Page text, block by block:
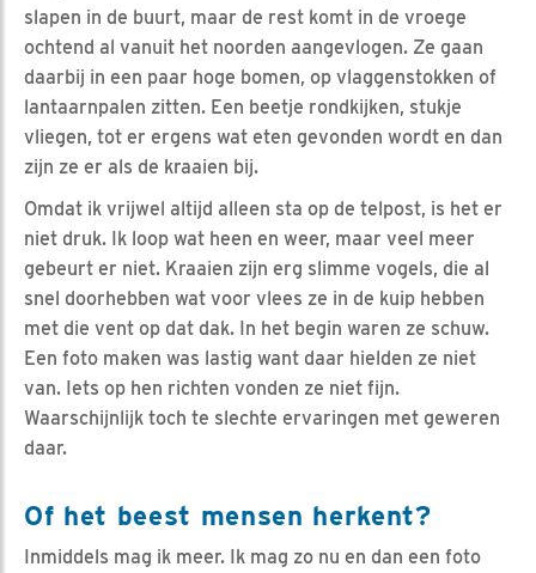
slapen in de buurt, maar de rest komt in de vroege
ochtend al vanuit het noorden aangevlogen. Ze gaan
daarbij in een paar hoge bomen, op vlaggenstokken of
lantaarnpalen zitten. Een beetje rondkijken, stukje
vliegen, tot er ergens wat eten gevonden wordt en dan
zijn ze er als de kraaien bij.
Omdat ik vrijwel altijd alleen sta op de telpost, is het er
niet druk. Ik loop wat heen en weer, maar veel meer
gebeurt er niet. Kraaien zijn erg slimme vogels, die al
snel doorhebben wat voor vlees ze in de kuip hebben
met die vent op dat dak. In het begin waren ze schuw.
Een foto maken was lastig want daar hielden ze niet
van. Iets op hen richten vonden ze niet fijn.
Waarschijnlijk toch te slechte ervaringen met geweren
daar.
Of het beest mensen herkent?
Inmiddels mag ik meer. Ik mag zo nu en dan een foto